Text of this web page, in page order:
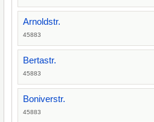
Arnoldstr.
45883
Bertastr.
45883
Boniverstr.
45883